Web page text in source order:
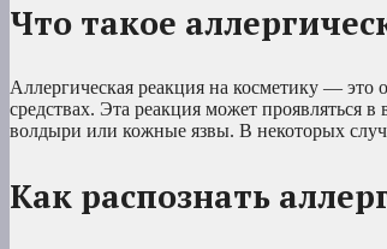
Что такое
Аллергическая реакция на косметику — это
средствах. Эта реакция может проявляться
волдыри или кожные язвы. В некоторых
Как распознать